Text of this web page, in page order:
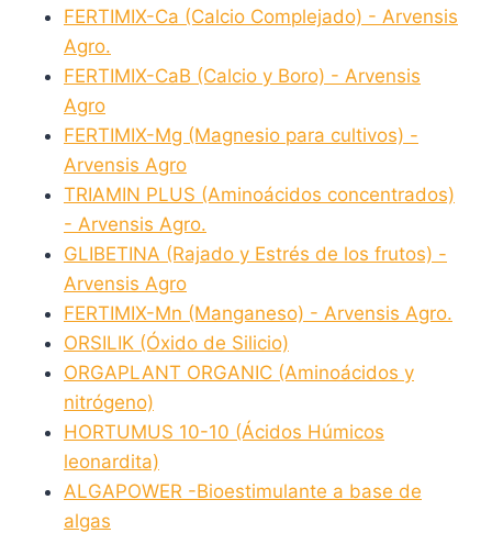
FERTIMIX-Ca (Calcio Complejado) - Arvensis
Agro.
FERTIMIX-CaB (Calcio y Boro) - Arvensis
Agro
FERTIMIX-Mg (Magnesio para cultivos) -
Arvensis Agro
TRIAMIN PLUS (Aminoácidos concentrados)
- Arvensis Agro.
GLIBETINA (Rajado y Estrés de los frutos) -
Arvensis Agro
FERTIMIX-Mn (Manganeso) - Arvensis Agro.
ORSILIK (Óxido de Silicio)
ORGAPLANT ORGANIC (Aminoácidos y
nitrógeno)
HORTUMUS 10-10 (Ácidos Húmicos
leonardita)
ALGAPOWER -Bioestimulante a base de
algas